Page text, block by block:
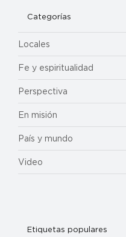
Categorías
Locales
Fe y espiritualidad
Perspectiva
En misión
País y mundo
Video
Etiquetas populares